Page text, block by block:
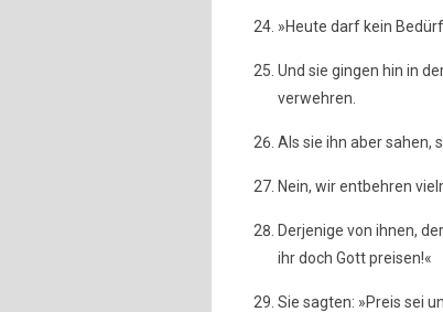
»Heute darf kein
Und sie gingen hin in
verwehren.
Als sie ihn aber sahen,
Nein, wir entbehren
Derjenige von ihnen,
ihr doch Gott preisen!«
Sie sagten: »Preis sei